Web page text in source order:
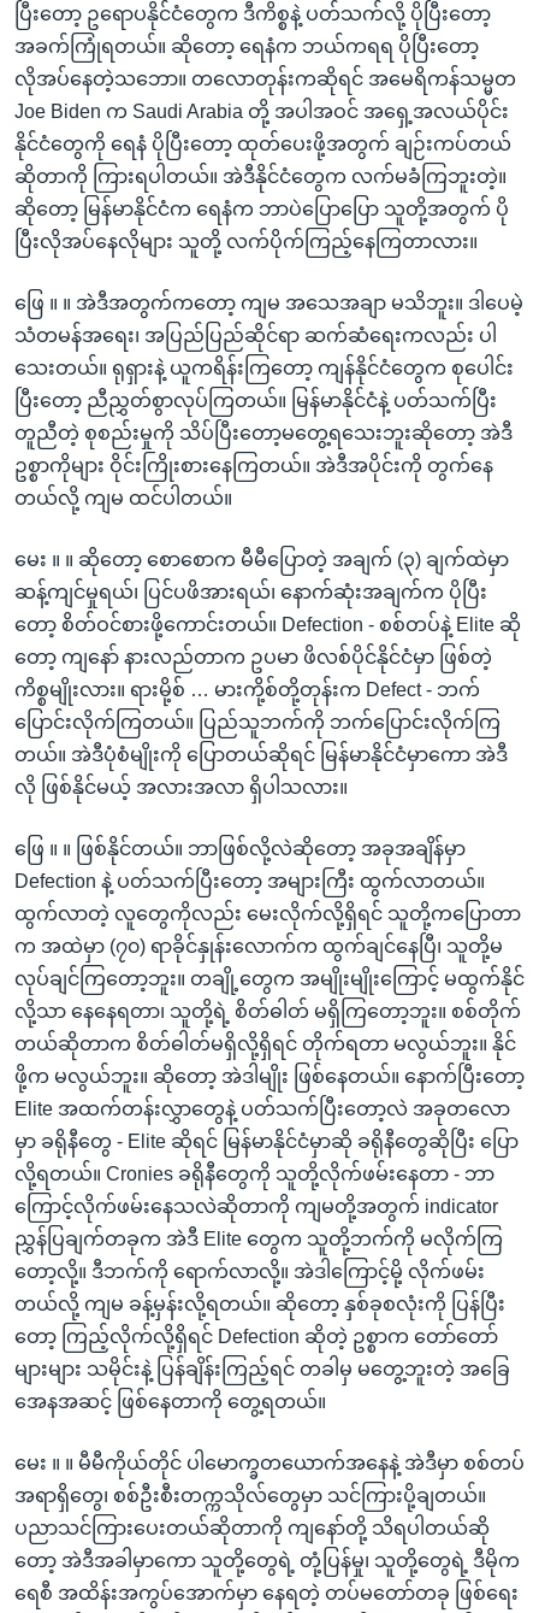
ပြီးတော့ ဥရောပနိုင်ငံတွေက ဒီကိစ္စနဲ့ ပတ်သက်လို့ ပိုပြီးတော့
အခက်ကြုံရတယ်။ ဆိုတော့ ရေနံက ဘယ်ကရရ ပိုပြီးတော့
လိုအပ်နေတဲ့သဘော။ တလောတုန်းကဆိုရင် အမေရိကန်သမ္မတ
Joe Biden က Saudi Arabia တို့ အပါအဝင် အရှေ့အလယ်ပိုင်း
နိုင်ငံတွေကို ရေနံ ပိုပြီးတော့ ထုတ်ပေးဖို့အတွက် ချဉ်းကပ်တယ်
ဆိုတာကို ကြားရပါတယ်။ အဲဒီနိုင်ငံတွေက လက်မခံကြဘူးတဲ့။
ဆိုတော့ မြန်မာနိုင်ငံက ရေနံက ဘာပဲပြောပြော သူတို့အတွက် ပို
ပြီးလိုအပ်နေလိုများ သူတို့ လက်ပိုက်ကြည့်နေကြတာလား။
ဖြေ ။ ။ အဲဒီအတွက်ကတော့ ကျမ အသေအချာ မသိဘူး။ ဒါပေမဲ့
သံတမန်အရေး၊ အပြည်ပြည်ဆိုင်ရာ ဆက်ဆံရေးကလည်း ပါ
သေးတယ်။ ရုရှားနဲ့ ယူကရိန်းကြတော့ ကျန်နိုင်ငံတွေက စုပေါင်း
ပြီးတော့ ညီညွှတ်စွာလုပ်ကြတယ်။ မြန်မာနိုင်ငံနဲ့ ပတ်သက်ပြီး
တူညီတဲ့ စုစည်းမှုကို သိပ်ပြီးတော့မတွေ့ရသေးဘူးဆိုတော့ အဲဒီ
ဥစ္စာကိုများ ဝိုင်းကြိုးစားနေကြတယ်။ အဲဒီအပိုင်းကို တွက်နေ
တယ်လို့ ကျမ ထင်ပါတယ်။
မေး ။ ။ ဆိုတော့ စောစောက မီမီပြောတဲ့ အချက် (၃) ချက်ထဲမှာ
ဆန့်ကျင်မှုရယ်၊ ပြင်ပဖိအားရယ်၊ နောက်ဆုံးအချက်က ပိုပြီး
တော့ စိတ်ဝင်စားဖို့ကောင်းတယ်။ Defection - စစ်တပ်နဲ့ Elite ဆို
တော့ ကျနော် နားလည်တာက ဥပမာ ဖိလစ်ပိုင်နိုင်ငံမှာ ဖြစ်တဲ့
ကိစ္စမျိုးလား။ ရားမို့စ် … မားကို့စ်တို့တုန်းက Defect - ဘက်
ပြောင်းလိုက်ကြတယ်။ ပြည်သူဘက်ကို ဘက်ပြောင်းလိုက်ကြ
တယ်။ အဲဒီပုံစံမျိုးကို ပြောတယ်ဆိုရင် မြန်မာနိုင်ငံမှာကော အဲဒီ
လို ဖြစ်နိုင်မယ့် အလားအလာ ရှိပါသလား။
ဖြေ ။ ။ ဖြစ်နိုင်တယ်။ ဘာဖြစ်လို့လဲဆိုတော့ အခုအချိန်မှာ
Defection နဲ့ ပတ်သက်ပြီးတော့ အများကြီး ထွက်လာတယ်။
ထွက်လာတဲ့ လူတွေကိုလည်း မေးလိုက်လို့ရှိရင် သူတို့ကပြောတာ
က အထဲမှာ (၇၀) ရာခိုင်နှုန်းလောက်က ထွက်ချင်နေပြီ၊ သူတို့မ
လုပ်ချင်ကြတော့ဘူး။ တချို့တွေက အမျိုးမျိုးကြောင့် မထွက်နိုင်
လို့သာ နေနေရတာ၊ သူတို့ရဲ့ စိတ်ဓါတ် မရှိကြတော့ဘူး။ စစ်တိုက်
တယ်ဆိုတာက စိတ်ဓါတ်မရှိလို့ရှိရင် တိုက်ရတာ မလွယ်ဘူး။ နိုင်
ဖို့က မလွယ်ဘူး။ ဆိုတော့ အဲဒါမျိုး ဖြစ်နေတယ်။ နောက်ပြီးတော့
Elite အထက်တန်းလွှာတွေနဲ့ ပတ်သက်ပြီးတော့လဲ အခုတလော
မှာ ခရိုနီတွေ - Elite ဆိုရင် မြန်မာနိုင်ငံမှာဆို ခရိုနီတွေဆိုပြီး ပြော
လို့ရတယ်။ Cronies ခရိုနီတွေကို သူတို့လိုက်ဖမ်းနေတာ - ဘာ
ကြောင့်လိုက်ဖမ်းနေသလဲဆိုတာကို ကျမတို့အတွက် indicator
ညွှန်ပြချက်တခုက အဲဒီ Elite တွေက သူတို့ဘက်ကို မလိုက်ကြ
တော့လို့။ ဒီဘက်ကို ရောက်လာလို့။ အဲဒါကြောင့်မို့ လိုက်ဖမ်း
တယ်လို့ ကျမ ခန့်မှန်းလို့ရတယ်။ ဆိုတော့ နှစ်ခုစလုံးကို ပြန်ပြီး
တော့ ကြည့်လိုက်လို့ရှိရင် Defection ဆိုတဲ့ ဥစ္စာက တော်တော်
များများ သမိုင်းနဲ့ ပြန်ချိန်းကြည့်ရင် တခါမှ မတွေ့ဘူးတဲ့ အခြေ
အေနအဆင့် ဖြစ်နေတာကို တွေ့ရတယ်။
မေး ။ ။ မီမီကိုယ်တိုင် ပါမောက္ခတယောက်အနေနဲ့ အဲဒီမှာ စစ်တပ်
အရာရှိတွေ၊ စစ်ဦးစီးတက္ကသိုလ်တွေမှာ သင်ကြားပို့ချတယ်။
ပညာသင်ကြားပေးတယ်ဆိုတာကို ကျနော်တို့ သိရပါတယ်ဆို
တော့ အဲဒီအခါမှာကော သူတို့တွေရဲ့ တုံ့ပြန်မှု၊ သူတို့တွေရဲ့ ဒီမိုက
ရေစီ အထိန်းအကွပ်အောက်မှာ နေရတဲ့ တပ်မတော်တခု ဖြစ်ရေး